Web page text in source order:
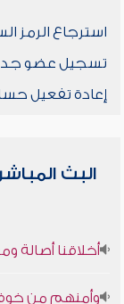
استرجاع الرمز
تسجيل عضو
إعادة تفعيل
البث المباشر
أخلاقنا أصالة
وأمنهم من